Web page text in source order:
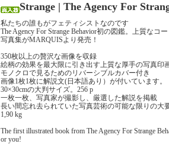
Strange | The Agency For
私たちの誰もがフェティシストなのです
The Agency For Strange Behavior初の図鑑。上質な
写真集がMARQUISより発売！
350枚以上の贅沢な画像を収録
絵柄の効果を最大限に引き出す上質な厚手の写真印
モノクロで見るためのリバーシブルカバー付き
画像1枚1枚に解説文(日本語あり）が付いています。
30×30cmの大判サイズ。256 p
一枚一枚、写真家が撮影し、厳選した解説を掲載
長い間忘れ去られていた写真芸術の可能な限りの大
1,90 kg
The first illustrated book from The Agency For Strange
or you!